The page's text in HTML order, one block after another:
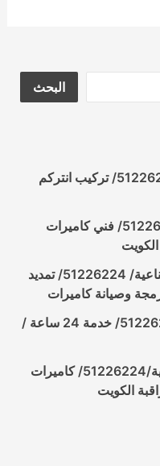
البحث
فني كاميرات مراقبه الدسمة / 51226224/ تركيب انتركم
تركيب انتركم وبدالة الروضه/ 51226224/ فني كاميرات
فني كاميرات مراقبه العارضية الصناعية/ 51226224/ تمديد
وصيانة كاميرات
فني كاميرات مراقبة العمرية/ 51226224/ خدمة 24 ساعة /
فني تركيب كاميرات وايرلس اشبيلية/51226224/ كاميرات
الكويت